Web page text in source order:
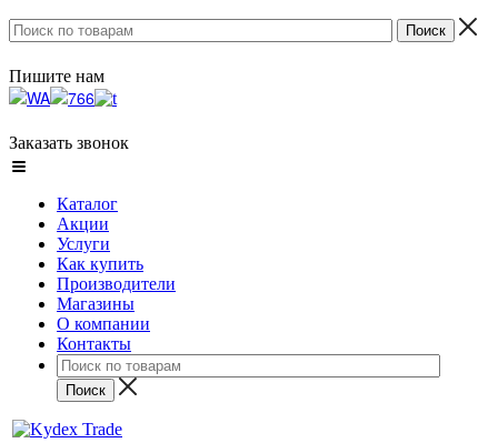
Пишите нам
Заказать звонок
Каталог
Акции
Услуги
Как купить
Производители
Магазины
О компании
Контакты